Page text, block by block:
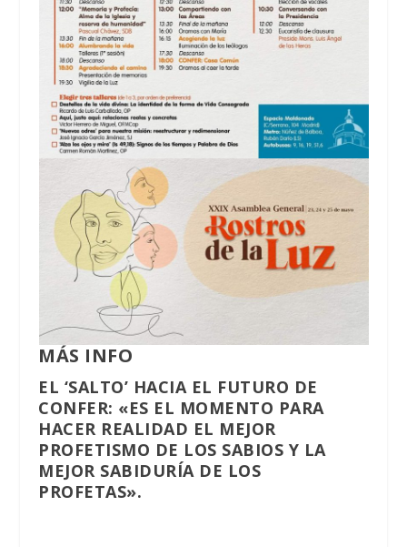
MÁS INFO
EL ‘SALTO’ HACIA EL FUTURO DE
CONFER: «ES EL MOMENTO PARA
HACER REALIDAD EL MEJOR
PROFETISMO DE LOS SABIOS Y LA
MEJOR SABIDURÍA DE LOS
PROFETAS».